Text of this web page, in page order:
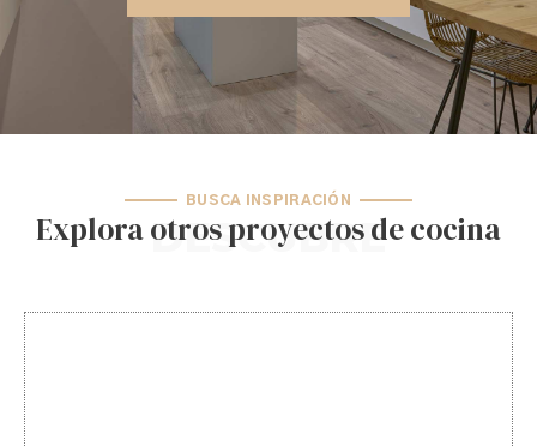
DESCUBRE
BUSCA INSPIRACIÓN
Explora otros proyectos de cocina